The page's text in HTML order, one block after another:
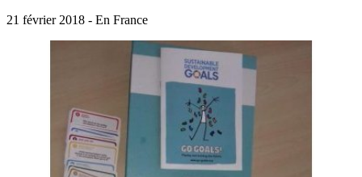
21 février 2018 - En France